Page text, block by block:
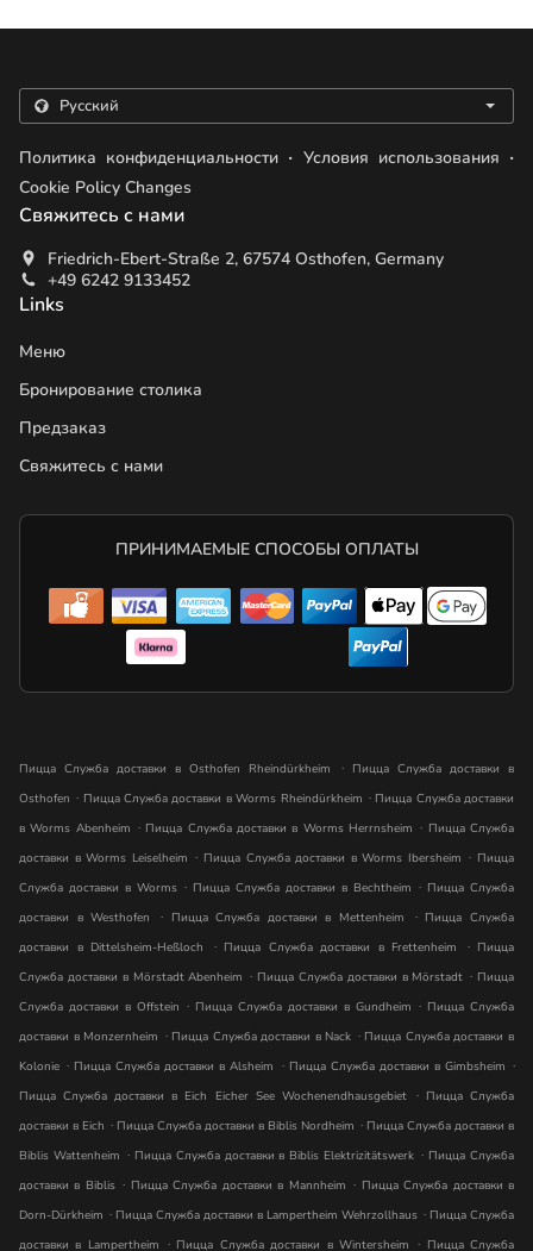
Политика конфиденциальности . Условия использования .
Cookie Policy Changes
Свяжитесь с нами
Friedrich-Ebert-Straße 2, 67574 Osthofen, Germany
+49 6242 9133452
Links
Меню
Бронирование столика
Предзаказ
Свяжитесь с нами
ПРИНИМАЕМЫЕ СПОСОБЫ ОПЛАТЫ
Пицца Служба доставки в Osthofen Rheindürkheim . Пицца Служба доставки в
Osthofen . Пицца Служба доставки в Worms Rheindürkheim . Пицца Служба доставки
в Worms Abenheim . Пицца Служба доставки в Worms Herrnsheim . Пицца Служба
доставки в Worms Leiselheim . Пицца Служба доставки в Worms Ibersheim . Пицца
Служба доставки в Worms . Пицца Служба доставки в Bechtheim . Пицца Служба
доставки в Westhofen
. Пицца Служба доставки в Mettenheim . Пицца Служба
доставки в Dittelsheim-Heßloch
. Пицца Служба доставки в Frettenheim . Пицца
Служба доставки в Mörstadt Abenheim . Пицца Служба доставки в Mörstadt . Пицца
Служба доставки в Offstein . Пицца Служба доставки в Gundheim . Пицца Служба
доставки в Monzernheim . Пицца Служба доставки в Nack . Пицца Служба доставки в
Kolonie . Пицца Служба доставки в Alsheim . Пицца Служба доставки в Gimbsheim .
Пицца Служба доставки в Eich Eicher See Wochenendhausgebiet . Пицца Служба
доставки в Eich . Пицца Служба доставки в Biblis Nordheim . Пицца Служба доставки в
Biblis Wattenheim . Пицца Служба доставки в Biblis Elektrizitätswerk . Пицца Служба
доставки в Biblis . Пицца Служба доставки в Mannheim . Пицца Служба доставки в
Dorn-Dürkheim . Пицца Служба доставки в Lampertheim Wehrzollhaus . Пицца Служба
доставки в Lampertheim . Пицца Служба доставки в Wintersheim . Пицца Служба